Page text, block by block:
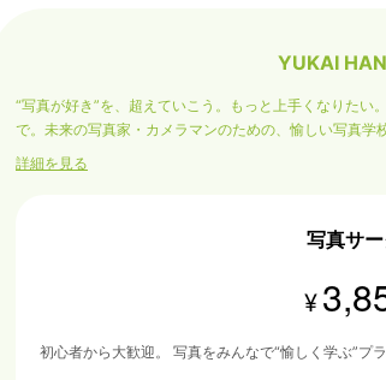
YUKAI
“写真が好き”を、超えていこう。もっと上手くなりたい
で。未来の写真家・カメラマンのための、愉しい写真学
詳細を見る
写真サ
¥